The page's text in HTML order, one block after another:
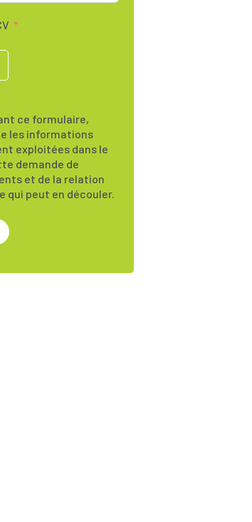
ce formulaire,
les informations
exploitées dans le
demande de
et de la relation
qui peut en découler.